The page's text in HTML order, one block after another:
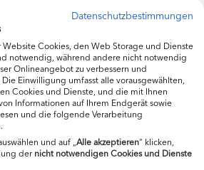
Datenschutzbestimmungen
Cookies, den Web Storage und Dienste
notwendig, während andere nicht notwendig
Onlineangebot zu verbessern und
Einwilligung umfasst alle vorausgewählten,
Cookies und Dienste, und die mit Ihnen
Informationen auf Ihrem Endgerät sowie
und die folgende Verarbeitung
und auf „ Alle akzeptieren“ klicken,
dernicht notwendigen Cookies und Dienste